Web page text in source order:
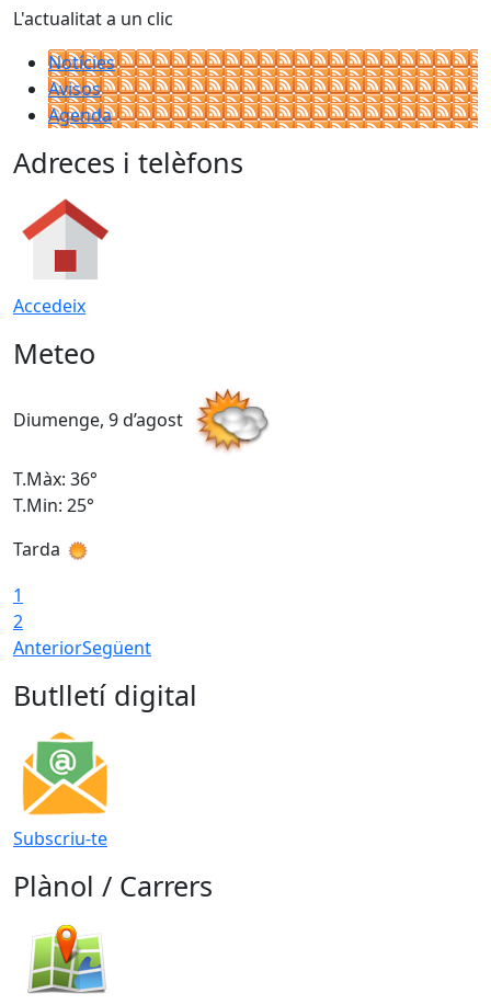
L'actualitat a un clic
Notícies
Avisos
Agenda
Adreces i telèfons
Accedeix
Meteo
Diumenge, 9 d’agost
T.Màx: 36°
T.Min: 25°
Tarda
1
2
AnteriorSegüent
Butlletí digital
Subscriu-te
Plànol / Carrers